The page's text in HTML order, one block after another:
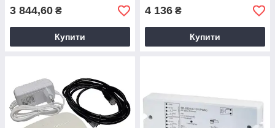
3 844,60 ₴
Купити
4 136 ₴
Купити